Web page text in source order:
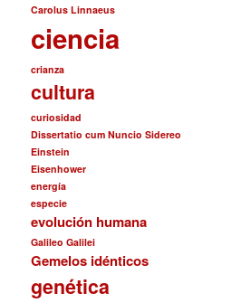
Carolus Linnaeus
ciencia
crianza
cultura
curiosidad
Dissertatio cum Nuncio Sidereo
Einstein
Eisenhower
energía
especie
evolución humana
Galileo Galilei
Gemelos idénticos
genética